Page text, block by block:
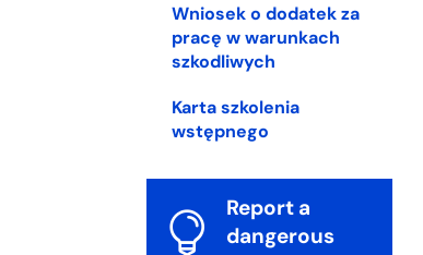
Wniosek o dodatek za
pracę w warunkach
szkodliwych
Karta szkolenia
wstępnego

Report a
dangerous